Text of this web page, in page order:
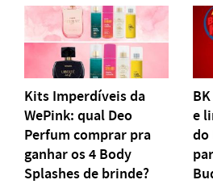
Kits Imperdíveis da
WePink: qual Deo
Perfum comprar pra
ganhar os 4 Body
Splashes de brinde?
e
do